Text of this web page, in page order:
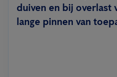
duiven en bij overlast
lange pinnen van